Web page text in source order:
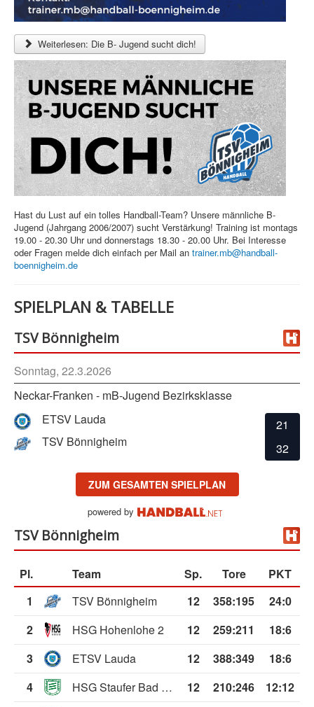
Weiterlesen: Die B- Jugend sucht dich!
Hast du Lust auf ein tolles Handball-Team? Unsere männliche B-
Jugend (Jahrgang 2006/2007) sucht Verstärkung! Training ist montags
19.00 - 20.30 Uhr und donnerstags 18.30 - 20.00 Uhr. Bei Interesse
oder Fragen melde dich einfach per Mail an trainer.mb@handball-
boennigheim.de
SPIELPLAN & TABELLE
TSV Bönnigheim
Sonntag, 22.3.2026
Neckar-Franken - mB-Jugend Bezirksklasse
ETSV Lauda
TSV Bönnigheim
21
32
ZUM GESAMTEN SPIELPLAN
powered by
TSV Bönnigheim
Pl. Team Sp. Tore
PKT
1
TSV Bönnigheim 12 358:195
24:0
2
HSG Hohenlohe 2 12 259:211
18:6
3
ETSV Lauda 12 388:349
18:6
4
HSG Staufer Bad Wimpfen/Biberach 12 210:246
12:12